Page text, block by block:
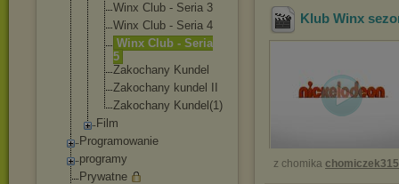
Winx Club - Seria 3
Winx Club - Seria 4
Winx Club - Seria
5
Zakochany Kundel
Zakochany kundel II
Zakochany Kundel(1)
Film
Programowanie
programy
Prywatne
Klub Winx
z chomika